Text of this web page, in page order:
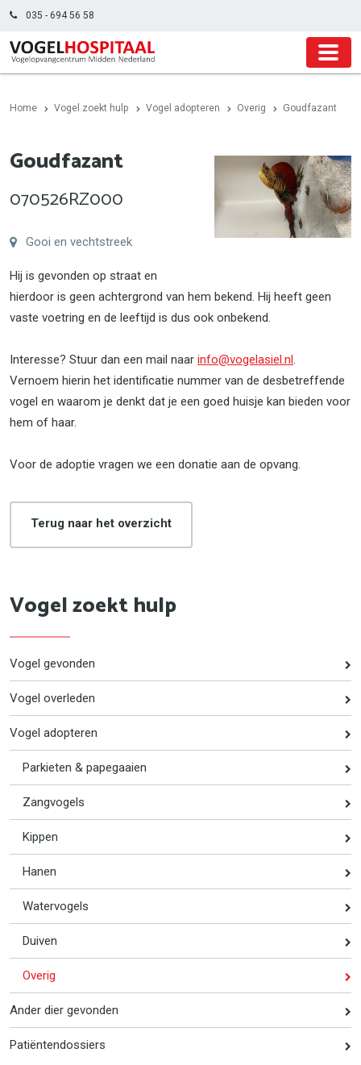
035 - 694 56 58
Home Vogel zoekt hulp Vogel adopteren Overig Goudfazant
Goudfazant
070526RZ000
Gooi en vechtstreek
Hij is gevonden op straat en
hierdoor is geen achtergrond van hem bekend. Hij heeft geen
vaste voetring en de leeftijd is dus ook onbekend.
Interesse? Stuur dan een mail naar info@vogelasiel.nl .
Vernoem hierin het identificatie nummer van de desbetreffende
vogel en waarom je denkt dat je een goed huisje kan bieden voor
hem of haar.
Voor de adoptie vragen we een donatie aan de opvang.
Terug naar het overzicht
Vogel zoekt hulp
Vogel gevonden
Vogel overleden
Vogel adopteren
Parkieten & papegaaien
Zangvogels
Kippen
Hanen
Watervogels
Duiven
Overig
Ander dier gevonden
Patiëntendossiers